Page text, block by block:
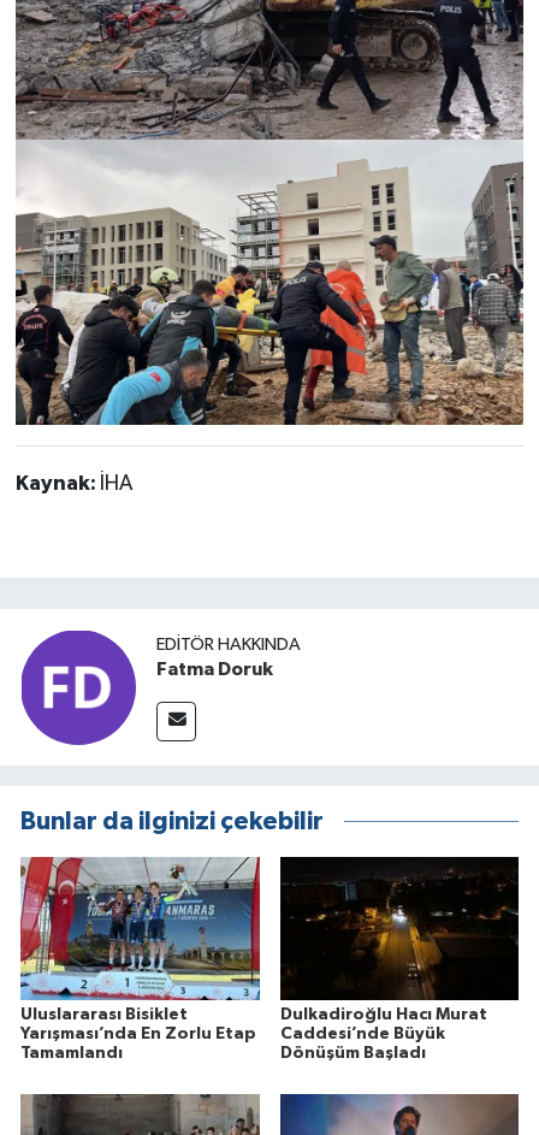
Kaynak: İHA
EDITÖR HAKKINDA
Fatma Doruk
Bunlar da ilginizi çekebilir
Uluslararası Bisiklet
Yarışması’nda En Zorlu Etap
Tamamlandı
Dulkadiroğlu Hacı Murat
Caddesi’nde Büyük
Dönüşüm Başladı